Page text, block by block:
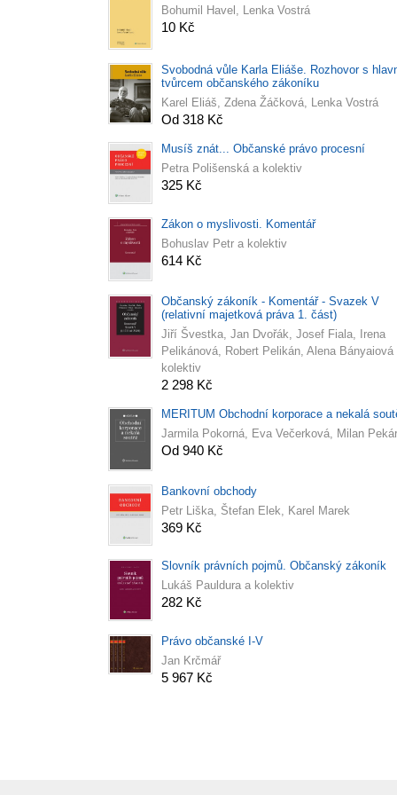
Bohumil Havel, Lenka Vostrá
10 Kč
Svobodná vůle Karla Eliáše. Rozhovor s
tvůrcem občanského zákoníku
Karel Eliáš, Zdena Žáčková, Lenka Vostrá
Od 318 Kč
Musíš znát... Občanské právo procesní
Petra Polišenská a kolektiv
325 Kč
Zákon o myslivosti. Komentář
Bohuslav Petr a kolektiv
614 Kč
Občanský zákoník - Komentář - Svazek V
(relativní majetková práva 1. část)
Jiří Švestka, Jan Dvořák, Josef Fiala, Irena
Pelikánová, Robert Pelikán, Alena Bányaiová
kolektiv
2 298 Kč
MERITUM Obchodní korporace a nekalá
Jarmila Pokorná, Eva Večerková, Milan
Od 940 Kč
Bankovní obchody
Petr Liška, Štefan Elek, Karel Marek
369 Kč
Slovník právních pojmů. Občanský zákoník
Lukáš Pauldura a kolektiv
282 Kč
Právo občanské I-V
Jan Krčmář
5 967 Kč